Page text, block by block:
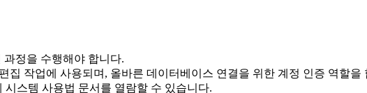
정을 수행해야 합니다.
집 작업에 사용되며, 올바른 데이터베이스 연결을 위한 계정 인증 역할을
스템 사용법 문서를 열람할 수 있습니다.